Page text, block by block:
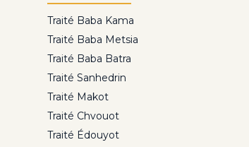
Traité Baba Kama
Traité Baba Metsia
Traité Baba Batra
Traité Sanhedrin
Traité Makot
Traité Chvouot
Traité Édouyot